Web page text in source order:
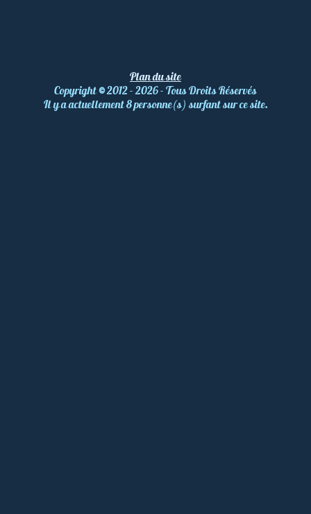
Plan du site
Copyright©2012 - 2026 - Tous Droits Réservés
Il y a actuellement 8 personne(s) surfant sur ce site.